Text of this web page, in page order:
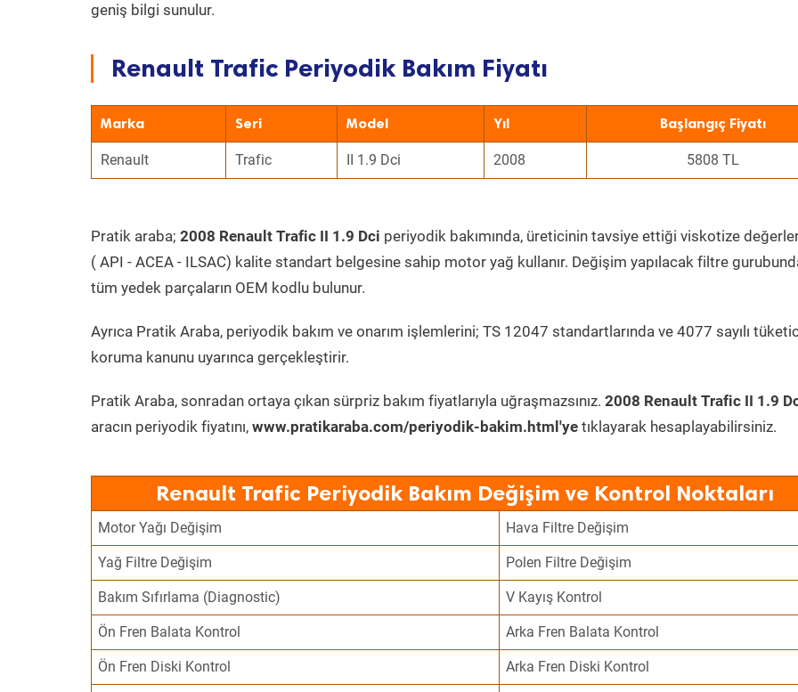
geniş bilgi sunulur.
Renault Trafic Periyodik Bakım Fiyatı
Marka Seri Model Yıl Başlangıç Fiyatı
Renault Trafic II 1.9 Dci 2008 5808 TL
Pratik araba; 2008 Renault Trafic II 1.9 Dci periyodik bakımında, üreticinin tavsiye ettiği viskotize
( API - ACEA - ILSAC) kalite standart belgesine sahip motor yağ kullanır. Değişim yapılacak filtre
tüm yedek parçaların OEM kodlu bulunur.
Ayrıca Pratik Araba, periyodik bakım ve onarım işlemlerini; TS 12047 standartlarında ve 4077 sayılı
koruma kanunu uyarınca gerçekleştirir.
Pratik Araba, sonradan ortaya çıkan sürpriz bakım fiyatlarıyla uğraşmazsınız. 2008 Renault Trafic II 1.9
aracın periyodik fiyatını, www.pratikaraba.com/periyodik-bakim.html'ye tıklayarak hesaplayabilirsiniz.
Renault Trafic Periyodik Bakım Değişim ve Kontrol Noktaları
Motor Yağı Değişim Hava Filtre Değişim
Yağ Filtre Değişim Polen Filtre Değişim
Bakım Sıfırlama (Diagnostic) V Kayış Kontrol
Ön Fren Balata Kontrol Arka Fren Balata Kontrol
Ön Fren Diski Kontrol Arka Fren Diski Kontrol